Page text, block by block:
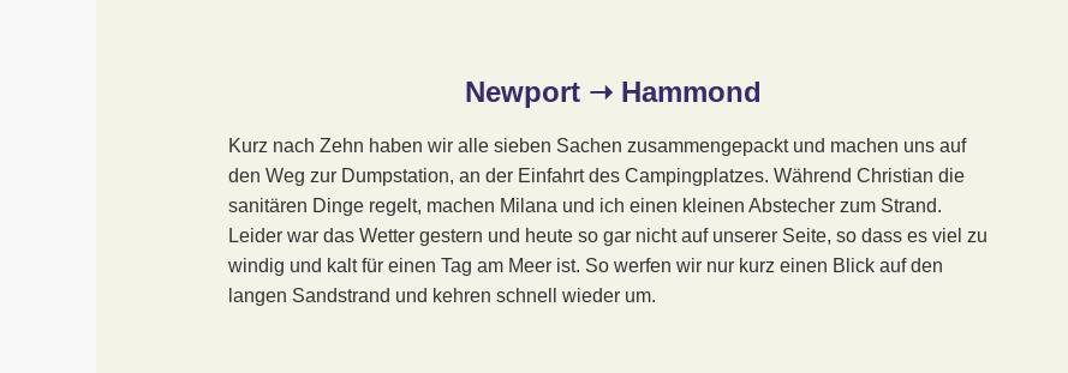
Newport ➝ Hammond
Kurz nach Zehn haben wir alle sieben Sachen zusammengepackt und machen uns auf
den Weg zur Dumpstation, an der Einfahrt des Campingplatzes. Während Christian die
sanitären Dinge regelt, machen Milana und ich einen kleinen Abstecher zum Strand.
Leider war das Wetter gestern und heute so gar nicht auf unserer Seite, so dass es viel zu
windig und kalt für einen Tag am Meer ist. So werfen wir nur kurz einen Blick auf den
langen Sandstrand und kehren schnell wieder um.